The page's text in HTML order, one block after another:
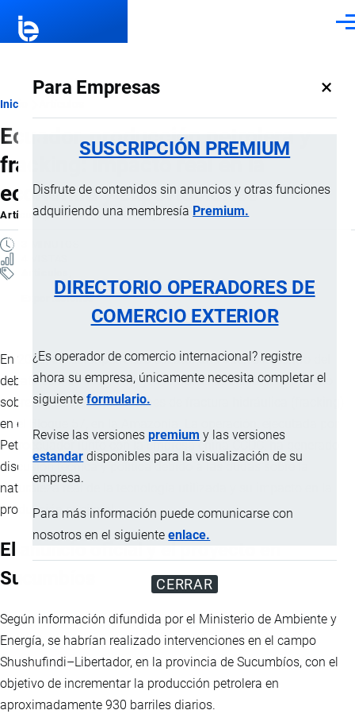
Para Empresas ×
SUSCRIPCIÓN PREMIUM
Disfrute de contenidos sin anuncios y otras funciones
adquiriendo una membresía Premium.
DIRECTORIO OPERADORES DE
COMERCIO EXTERIOR
¿Es operador de comercio internacional? registre
ahora su empresa, únicamente necesita completar el
siguienteformulario.
Revise las versionespremium y las versiones
estandar disponibles para la visualización de su
empresa.
Para más información puede comunicarse con
nosotros en el siguienteenlace.
CERRAR
Ruta
de
navegación
Inicio
Ecuador, producción petrolera y
fracking: impacto real en la
economía y exportaciones
ArtículoporJaime Mise, 5 Mayo, 2026
Exportaciones
En 2026, el sector petrolero ecuatoriano vuelve al centro del
debate económico y energético tras el anuncio del Gobierno
sobre supuestas aplicaciones de fractura hidráulica (fracking)
en el Bloque 57, en la Amazonía. La operación, ejecutada por
Petroecuador junto con la empresa china CCDC, ha generado
discusión técnica y política debido a las dudas sobre la
naturaleza real de la tecnología utilizada y su impacto en la
producción nacional.
El anuncio oficial y el proyecto en
Sucumbíos
Según información difundida por el Ministerio de Ambiente y
Energía, se habrían realizado intervenciones en el campo
Shushufindi–Libertador, en la provincia de Sucumbíos, con el
objetivo de incrementar la producción petrolera en
aproximadamente 930 barriles diarios.